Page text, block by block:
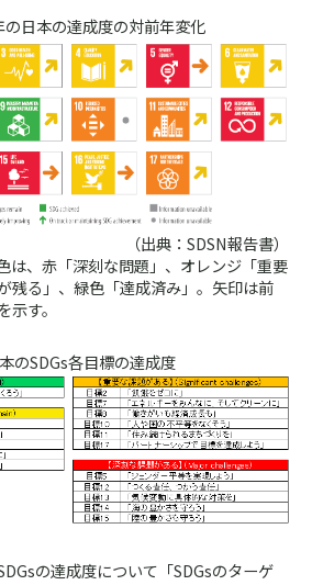
の日本の達成度の対前年変化
（出典：SDSN報告書）
は、赤「深刻な問題」、オレンジ「重要
残る」、緑色「達成済み」。矢印は前
す。
のSDGs各目標の達成度
の達成度について「SDGsのターゲ